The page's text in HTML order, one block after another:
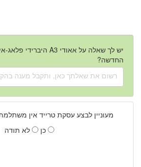
החדשה?
מעוניין לבצע עסקת טרייד אין
כן
לא תודה